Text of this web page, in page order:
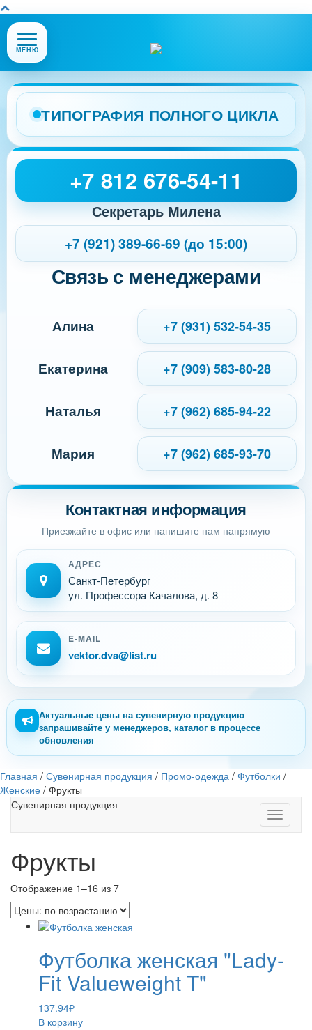
Открыть
или
меню
сайта
МЕНЮ
ТИПОГРАФИЯ ПОЛНОГО ЦИКЛА
Контактная информация
Приезжайте в офис или напишите нам напрямую
АДРЕС
Санкт-Петербург
ул. Профессора Качалова, д. 8
E-MAIL
vektor.dva@list.ru
+7 812 676-54-11
Секретарь Милена
+7 (921) 389-66-69 (до 15:00)
Связь с менеджерами
Алина +7 (931) 532-54-35
Екатерина +7 (909) 583-80-28
Наталья +7 (962) 685-94-22
Мария +7 (962) 685-93-70
Актуальные цены на сувенирную продукцию
запрашивайте у менеджеров, каталог в процессе
обновления
Главная / Сувенирная продукция / Промо-одежда / Футболки /
Женские / Фрукты
Toggle
Сувенирная продукция
Фрукты
Отображение 1–16 из 7
Футболка женская "Lady-
Fit Valueweight T"
137.94₽
В корзину